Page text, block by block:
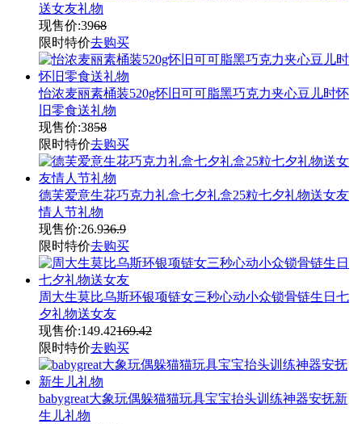
送女友礼物
现售价:3968
限时特价去购买
怡浓麦丽素桶装520g怀旧可可脂黑巧克力夹心豆儿时怀
旧零食送礼物
现售价:3858
限时特价去购买
德芙爱意生花巧克力礼盒七夕礼盒25粒七夕礼物送女友
情人节礼物
现售价:26.936.9
限时特价去购买
周大生莫比乌斯环银项链女三秒心动小众锁骨链生日七
夕礼物送女友
现售价:149.42169.42
限时特价去购买
babygreat大象玩偶躲猫猫玩具宝宝抬头训练神器安抚新
生儿礼物